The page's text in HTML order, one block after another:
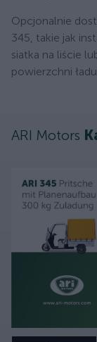
Opcjonalnie
345, takie jak
siatka na liście
powierzchni
ARI Motors